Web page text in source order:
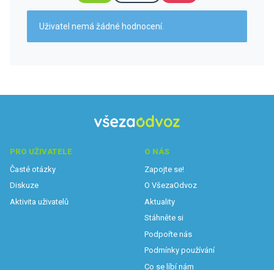
Uživatel nemá žádné hodnocení.
PRO UŽIVATELE
Časté otázky
Diskuze
Aktivita uživatelů
O NÁS
Zapojte se!
O VšezaOdvoz
Aktuality
Stáhněte si
Podpořte nás
Podmínky používání
Co se líbí nám